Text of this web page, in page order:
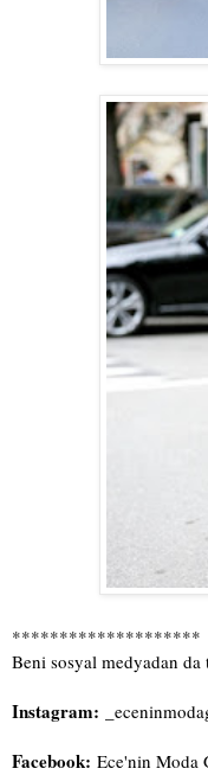
********************
Beni sosyal medyadan
Instagram:
Facebook: Ece'nin Moda